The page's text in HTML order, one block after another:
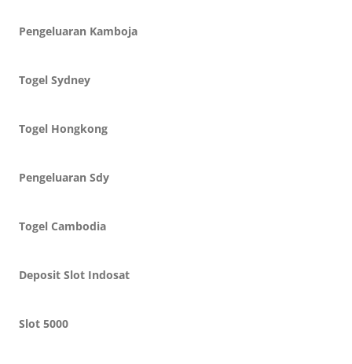
Pengeluaran Kamboja
Togel Sydney
Togel Hongkong
Pengeluaran Sdy
Togel Cambodia
Deposit Slot Indosat
Slot 5000